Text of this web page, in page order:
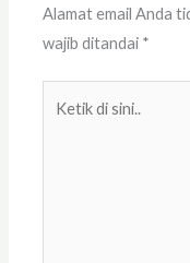
Alamat email Anda
wajib ditandai *